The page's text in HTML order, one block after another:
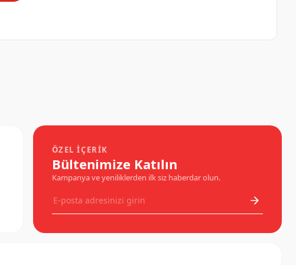
ÖZEL İÇERIK
Bültenimize Katılın
Kampanya ve yeniliklerden ilk siz haberdar olun.